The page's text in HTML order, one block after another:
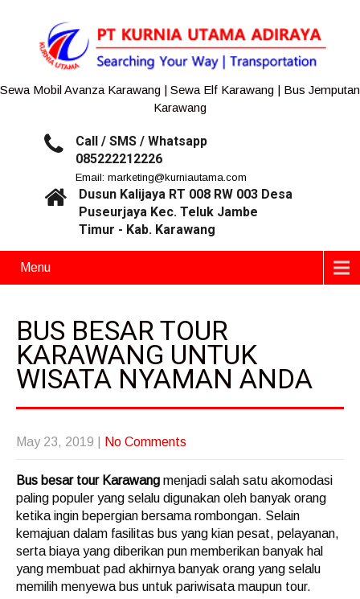
Sewa Mobil Avanza Karawang | Sewa Elf Karawang | Bus Jemputan
Karawang
Call / SMS / Whatsapp
085222212226
Email: marketing@kurniautama.com
Dusun Kalijaya RT 008 RW 003 Desa
Puseurjaya Kec. Teluk Jambe
Timur - Kab. Karawang
Menu
BUS BESAR TOUR
KARAWANG UNTUK
WISATA NYAMAN ANDA
May 23, 2019 No Comments
Bus besar tour Karawang menjadi salah satu akomodasi
paling populer yang selalu digunakan oleh banyak orang
ketika ingin bepergian bersama rombongan. Selain
kemajuan dalam fasilitas bus yang kian pesat, pelayanan,
serta biaya yang diberikan pun memberikan banyak hal
yang membuat pad akhirnya banyak orang yang selalu
memilih menyewa bus untuk pariwisata maupun tour.